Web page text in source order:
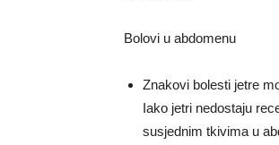
Bolovi u abdomenu
Znakovi bolesti jetre
Iako jetri nedostaju
susjednim tkivima u